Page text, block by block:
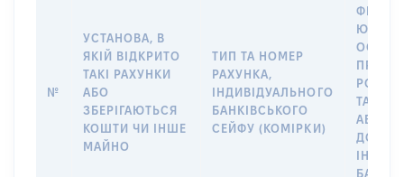
№
УСТАНОВА, В
ЯКІЙ ВІДКРИТО
ТАКІ РАХУНКИ
АБО
ЗБЕРІГАЮТЬСЯ
КОШТИ ЧИ ІНШЕ
МАЙНО
ТИП ТА НОМЕР
РАХУНКА,
ІНДИВІДУАЛЬНОГО
БАНКІВСЬКОГО
СЕЙФУ (КОМІРКИ)
ПРАВО
ТАКИМ
АБО
ДО